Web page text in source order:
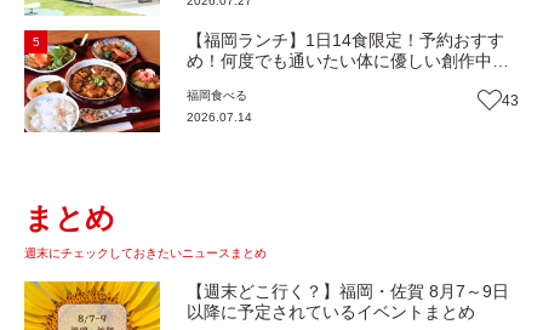
歩き】
5
【福岡ランチ】1日14食限定！予約おすす
め！何度でも通いたい体に優しい創作中華
【まち歩き】
福岡食べる
2026.07.14
43
まとめ
週末にチェックしておきたいニュースまとめ
【週末どこ行く？】福岡・佐賀 8月7～9日
以降に予定されているイベントまとめ